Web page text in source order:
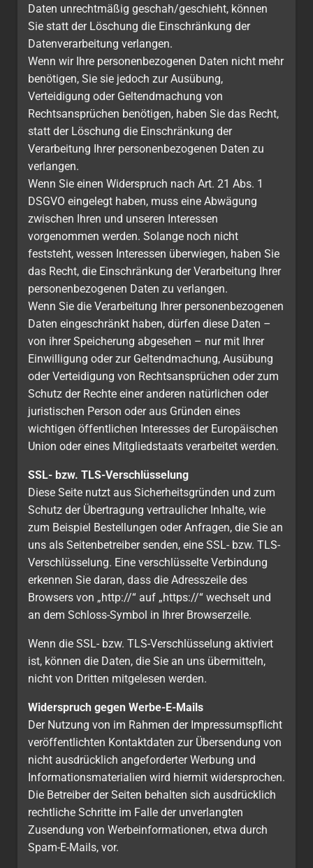
Daten unrechtmäßig geschah/geschieht, können
Sie statt der Löschung die Einschränkung der
Datenverarbeitung verlangen.
Wenn wir Ihre personenbezogenen Daten nicht mehr
benötigen, Sie sie jedoch zur Ausübung,
Verteidigung oder Geltendmachung von
Rechtsansprüchen benötigen, haben Sie das Recht,
statt der Löschung die Einschränkung der
Verarbeitung Ihrer personenbezogenen Daten zu
verlangen.
Wenn Sie einen Widerspruch nach Art. 21 Abs. 1
DSGVO eingelegt haben, muss eine Abwägung
zwischen Ihren und unseren Interessen
vorgenommen werden. Solange noch nicht
feststeht, wessen Interessen überwiegen, haben Sie
das Recht, die Einschränkung der Verarbeitung Ihrer
personenbezogenen Daten zu verlangen.
Wenn Sie die Verarbeitung Ihrer personenbezogenen
Daten eingeschränkt haben, dürfen diese Daten –
von ihrer Speicherung abgesehen – nur mit Ihrer
Einwilligung oder zur Geltendmachung, Ausübung
oder Verteidigung von Rechtsansprüchen oder zum
Schutz der Rechte einer anderen natürlichen oder
juristischen Person oder aus Gründen eines
wichtigen öffentlichen Interesses der Europäischen
Union oder eines Mitgliedstaats verarbeitet werden.
SSL- bzw. TLS-Verschlüsselung
Diese Seite nutzt aus Sicherheitsgründen und zum
Schutz der Übertragung vertraulicher Inhalte, wie
zum Beispiel Bestellungen oder Anfragen, die Sie an
uns als Seitenbetreiber senden, eine SSL- bzw. TLS-
Verschlüsselung. Eine verschlüsselte Verbindung
erkennen Sie daran, dass die Adresszeile des
Browsers von „http://“ auf „https://“ wechselt und
an dem Schloss-Symbol in Ihrer Browserzeile.
Wenn die SSL- bzw. TLS-Verschlüsselung aktiviert
ist, können die Daten, die Sie an uns übermitteln,
nicht von Dritten mitgelesen werden.
Widerspruch gegen Werbe-E-Mails
Der Nutzung von im Rahmen der Impressumspflicht
veröffentlichten Kontaktdaten zur Übersendung von
nicht ausdrücklich angeforderter Werbung und
Informationsmaterialien wird hiermit widersprochen.
Die Betreiber der Seiten behalten sich ausdrücklich
rechtliche Schritte im Falle der unverlangten
Zusendung von Werbeinformationen, etwa durch
Spam-E-Mails, vor.